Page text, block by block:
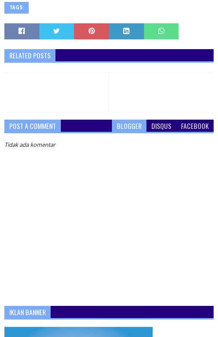
TAGS:
RELATED POSTS
POST A COMMENT BLOGGER DISQUS FACEBOOK
Tidak ada komentar
IKLAN BANNER